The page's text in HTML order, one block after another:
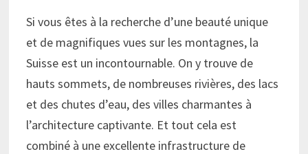
Si vous êtes à la recherche d’une beauté unique
et de magnifiques vues sur les montagnes, la
Suisse est un incontournable. On y trouve de
hauts sommets, de nombreuses rivières, des lacs
et des chutes d’eau, des villes charmantes à
l’architecture captivante. Et tout cela est
combiné à une excellente infrastructure de